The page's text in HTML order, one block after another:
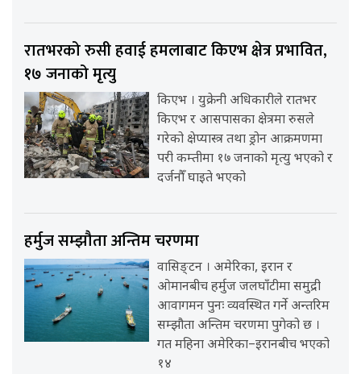
रातभरको रुसी हवाई हमलाबाट किएभ क्षेत्र प्रभावित,
१७ जनाको मृत्यु
किएभ । युक्रेनी अधिकारीले रातभर
किएभ र आसपासका क्षेत्रमा रुसले
गरेको क्षेप्यास्त्र तथा ड्रोन आक्रमणमा
परी कम्तीमा १७ जनाको मृत्यु भएको र
दर्जनौँ घाइते भएको
हर्मुज सम्झौता अन्तिम चरणमा
वासिङ्टन । अमेरिका, इरान र
ओमानबीच हर्मुज जलघाँटीमा समुद्री
आवागमन पुनः व्यवस्थित गर्ने अन्तरिम
सम्झौता अन्तिम चरणमा पुगेको छ ।
गत महिना अमेरिका–इरानबीच भएको
१४